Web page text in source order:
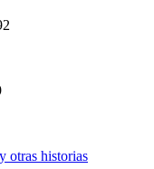
otras historias